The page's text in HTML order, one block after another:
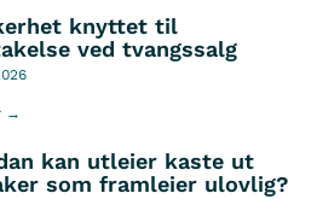
knyttet til
ved tvangssalg
→
kan utleier kaste ut
som framleier ulovlig?